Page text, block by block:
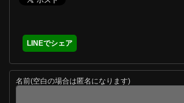
LINEでシェア
名前(空白の場合は匿名になります)